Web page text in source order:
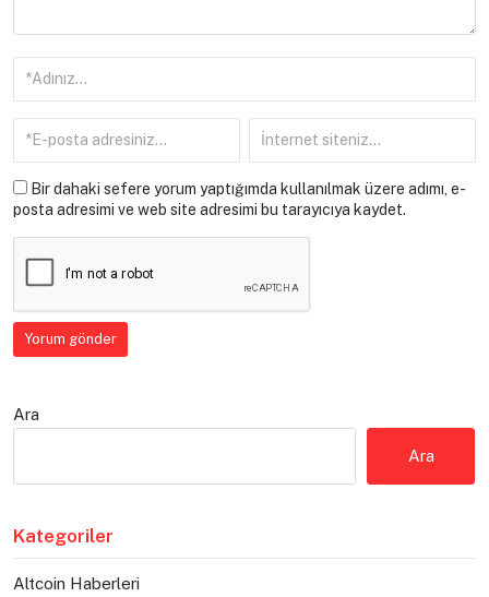
Bir dahaki sefere yorum yaptığımda kullanılmak üzere adımı, e-
posta adresimi ve web site adresimi bu tarayıcıya kaydet.
Ara
Ara
Kategoriler
Altcoin Haberleri